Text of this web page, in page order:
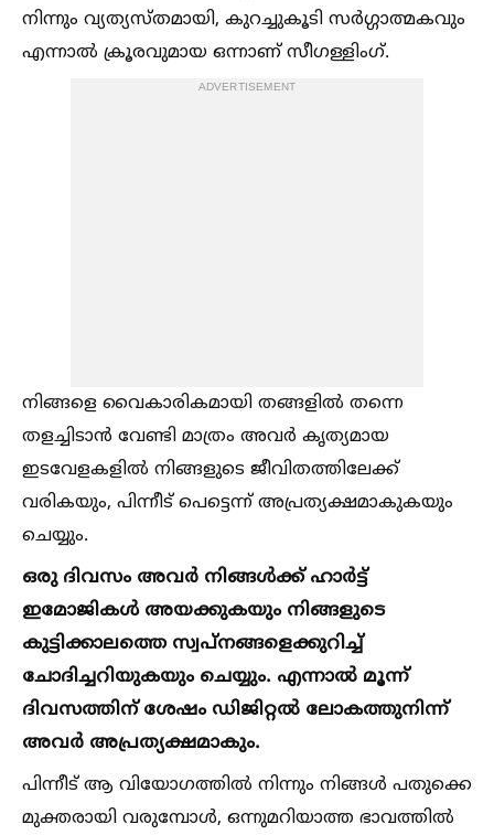
നിന്നും വ്യത്യസ്തമായി, കുറച്ചുകൂടി സര്‍ഗ്ഗാത്മകവും
എന്നാല്‍ ക്രൂരവുമായ ഒന്നാണ് സീഗള്ളിംഗ്.
ADVERTISEMENT
നിങ്ങളെ വൈകാരികമായി തങ്ങളില്‍ തന്നെ
തളച്ചിടാന്‍ വേണ്ടി മാത്രം അവര്‍ കൃത്യമായ
ഇടവേളകളില്‍ നിങ്ങളുടെ ജീവിതത്തിലേക്ക്
വരികയും, പിന്നീട് പെട്ടെന്ന് അപ്രത്യക്ഷമാകുകയും
ചെയ്യും.
ഒരു ദിവസം അവര്‍ നിങ്ങള്‍ക്ക് ഹാര്‍ട്ട്
ഇമോജികള്‍ അയക്കുകയും നിങ്ങളുടെ
കുട്ടിക്കാലത്തെ സ്വപ്നങ്ങളെക്കുറിച്ച്‌
ചോദിച്ചറിയുകയും ചെയ്യും. എന്നാല്‍ മൂന്ന്
ദിവസത്തിന് ശേഷം ഡിജിറ്റല്‍ ലോകത്തുനിന്ന്
അവര്‍ അപ്രത്യക്ഷമാകും.
പിന്നീട് ആ വിയോഗത്തില്‍ നിന്നും നിങ്ങള്‍ പതുക്കെ
മുക്തരായി വരുമ്പോള്‍, ഒന്നുമറിയാത്ത ഭാവത്തില്‍